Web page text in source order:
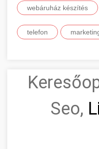
webáruház készítés
telefon
Seo,